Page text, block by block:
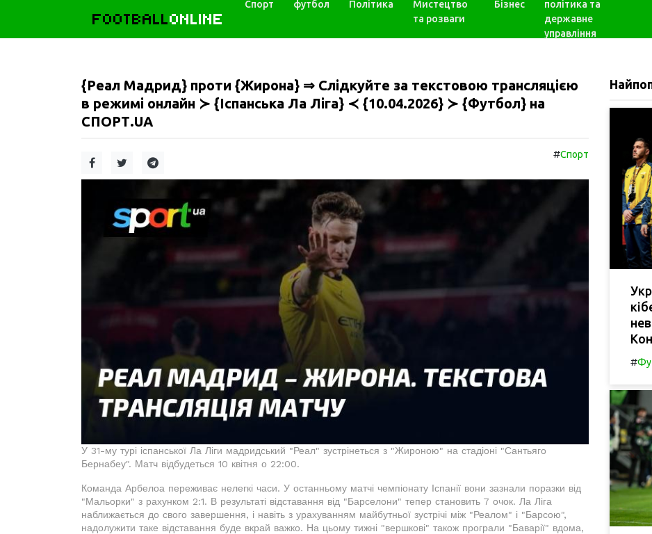
FOOTBALLONLINE
Спорт футбол Політика
Мистецтво
та розваги
Бізнес
політика та
державне
управління
{Реал Мадрид} проти {Жирона} ⇒ Слідкуйте за текстовою трансляцією
в режимі онлайн ≻ {Іспанська Ла Ліга} ≺ {10.04.2026} ≻ {Футбол} на
СПОРТ.UA
#Спорт
У 31-му турі іспанської Ла Ліги мадридський "Реал" зустрінеться з "Жироною" на стадіоні "Сантьяго
Бернабеу". Матч відбудеться 10 квітня о 22:00.
Команда Арбелоа переживає нелегкі часи. У останньому матчі чемпіонату Іспанії вони зазнали поразки від
"Мальорки" з рахунком 2:1. В результаті відставання від "Барселони" тепер становить 7 очок. Ла Ліга
наближається до свого завершення, і навіть з урахуванням майбутньої зустрічі між "Реалом" і "Барсою",
надолужити таке відставання буде вкрай важко. На цьому тижні "вершкові" також програли "Баварії" вдома,
#